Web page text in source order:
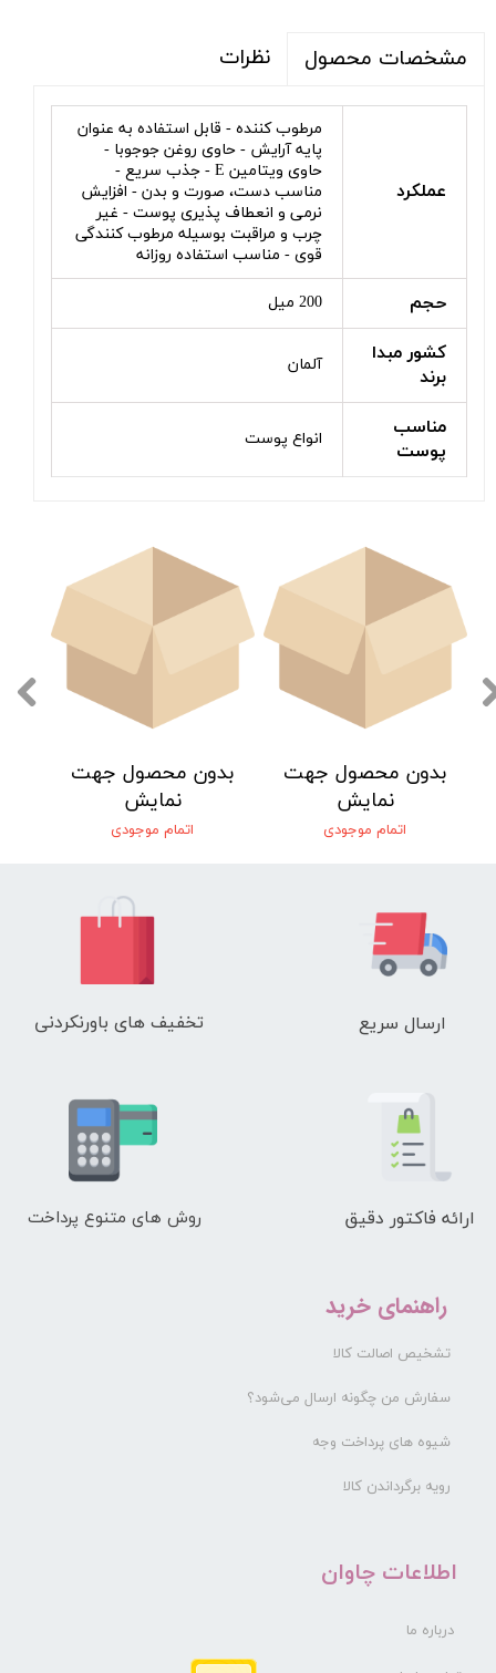
مشخصات محصول نظرات
عملکرد
مرطوب کننده - قابل استفاده به عنوان
پایه آرایش - حاوی روغن جوجوبا -
حاوی ویتامین E - جذب سریع -
مناسب دست، صورت و بدن - افزایش
نرمی و انعطاف پذیری پوست - غیر
چرب و مراقبت بوسیله مرطوب کنندگی
قوی - مناسب استفاده روزانه
حجم 200 میل
کشور مبدا
برند
آلمان
مناسب
پوست
انواع پوست
بدون محصول جهت
نمایش
اتمام موجودی
بدون محصول جهت
نمایش
اتمام موجودی
ارسال سریع تخفیف های باورنکردنی
ارائه فاکتور دقیق روش های متنوع پرداخت
راهنمای خرید
تشخیص اصالت کالا
سفارش من چگونه ارسال می‌شود؟
شیوه های پرداخت وجه
رویه برگرداندن کالا
​اطلاعات چاوان
درباره ما